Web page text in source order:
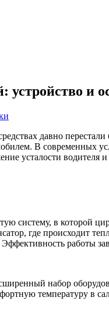
и
давно
В современных
усталости
систему, в которой
где происходит
работы
набор
температуру в